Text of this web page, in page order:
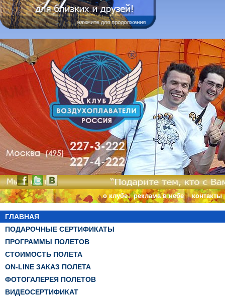
о клубе|реклама в небе|контакты
ГЛАВНАЯ
ПОДАРОЧНЫЕ СЕРТИФИКАТЫ
ПРОГРАММЫ ПОЛЕТОВ
СТОИМОСТЬ ПОЛЕТА
ON-LINE ЗАКАЗ ПОЛЕТА
ФОТОГАЛЕРЕЯ ПОЛЕТОВ
ВИДЕОСЕРТИФИКАТ